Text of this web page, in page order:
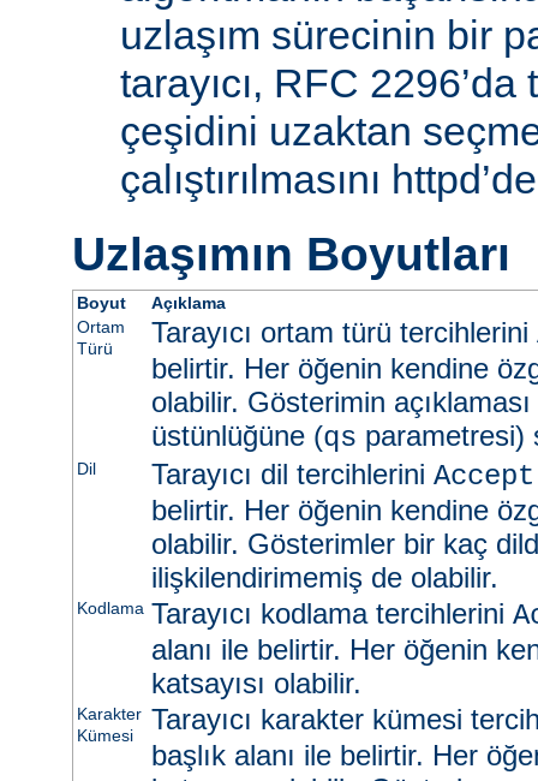
uzlaşım sürecinin bir
tarayıcı, RFC
çeşidini uzaktan seçme
çalıştırılmasını
Uzlaşımın Boyutları
Boyut
Açıklama
Ortam
Türü
Tarayıcı ortam türü tercihlerini
belirtir. Her öğenin kendine
olabilir. Gösterimin
üstünlüğüne (qs parametresi)
Dil Tarayıcı dil tercihlerini
belirtir. Her öğenin kendine
olabilir. Gösterimler bir kaç
ilişkilendirimemiş de olabilir.
Kodlama Tarayıcı kodlama tercihlerini
alanı ile belirtir. Her öğenin
katsayısı olabilir.
Karakter
Kümesi
Tarayıcı karakter kümesi
başlık alanı ile belirtir. Her